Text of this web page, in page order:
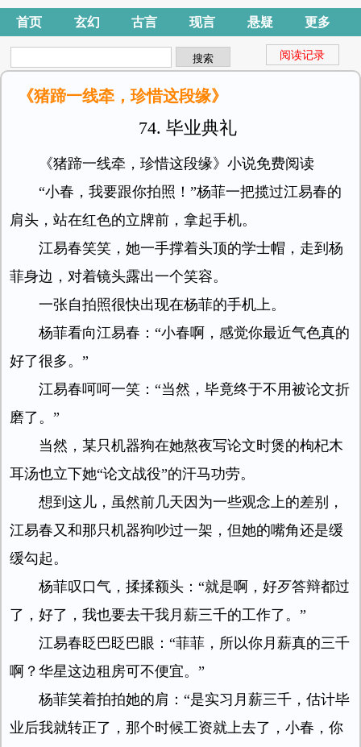
首页 玄幻 古言 现言 悬疑 更多
阅读记录
《猪蹄一线牵，珍惜这段缘》
74. 毕业典礼
《猪蹄一线牵，珍惜这段缘》小说免费阅读
“小春，我要跟你拍照！”杨菲一把揽过江易春的
肩头，站在红色的立牌前，拿起手机。
江易春笑笑，她一手撑着头顶的学士帽，走到杨
菲身边，对着镜头露出一个笑容。
一张自拍照很快出现在杨菲的手机上。
杨菲看向江易春：“小春啊，感觉你最近气色真的
好了很多。”
江易春呵呵一笑：“当然，毕竟终于不用被论文折
磨了。”
当然，某只机器狗在她熬夜写论文时煲的枸杞木
耳汤也立下她“论文战役”的汗马功劳。
想到这儿，虽然前几天因为一些观念上的差别，
江易春又和那只机器狗吵过一架，但她的嘴角还是缓
缓勾起。
杨菲叹口气，揉揉额头：“就是啊，好歹答辩都过
了，好了，我也要去干我月薪三千的工作了。”
江易春眨巴眨巴眼：“菲菲，所以你月薪真的三千
啊？华星这边租房可不便宜。”
杨菲笑着拍拍她的肩：“是实习月薪三千，估计毕
业后我就转正了，那个时候工资就上去了，小春，你